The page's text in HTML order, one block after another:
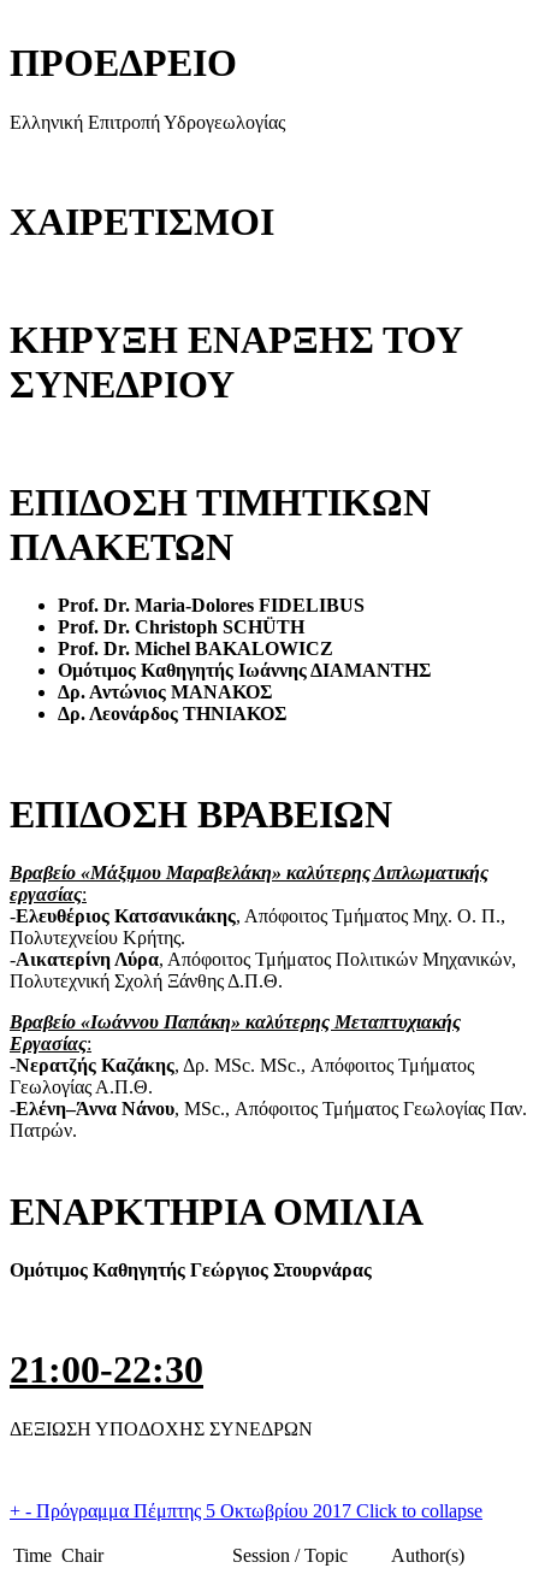
ΠΡΟΕΔΡΕΙΟ
Ελληνική Επιτροπή Υδρογεωλογίας
ΧΑΙΡΕΤΙΣΜΟΙ
ΚΗΡΥΞΗ ΕΝΑΡΞΗΣ ΤΟΥ
ΣΥΝΕΔΡΙΟΥ
ΕΠΙΔΟΣΗ ΤΙΜΗΤΙΚΩΝ
ΠΛΑΚΕΤΩΝ
Prof. Dr. Maria-Dolores FIDELIBUS
Prof. Dr. Christoph SCHÜTH
Prof. Dr. Michel BAKALOWICZ
Ομότιμος Καθηγητής Ιωάννης ΔΙΑΜΑΝΤΗΣ
Δρ. Αντώνιος ΜΑΝΑΚΟΣ
Δρ. Λεονάρδος ΤΗΝΙΑΚΟΣ
ΕΠΙΔΟΣΗ ΒΡΑΒΕΙΩΝ
Βραβείο «Μάξιμου Μαραβελάκη» καλύτερης Διπλωματικής
εργασίας:
-Ελευθέριος Κατσανικάκης, Απόφοιτος Τμήματος Μηχ. Ο. Π.,
Πολυτεχνείου Κρήτης.
-Αικατερίνη Λύρα, Απόφοιτος Τμήματος Πολιτικών Μηχανικών,
Πολυτεχνική Σχολή Ξάνθης Δ.Π.Θ.
Βραβείο «Ιωάννου Παπάκη» καλύτερης Μεταπτυχιακής
Εργασίας:
-Νερατζής Καζάκης, Δρ. MSc. MSc., Απόφοιτος Τμήματος
Γεωλογίας Α.Π.Θ.
-Ελένη–Άννα Νάνου, MSc., Απόφοιτος Τμήματος Γεωλογίας Παν.
Πατρών.
ΕΝΑΡΚΤΗΡΙΑ ΟΜΙΛΙΑ
Ομότιμος Καθηγητής Γεώργιος Στουρνάρας
21:00-22:30
ΔΕΞΙΩΣΗ ΥΠΟΔΟΧΗΣ ΣΥΝΕΔΡΩΝ
+ - Πρόγραμμα Πέμπτης 5 Οκτωβρίου 2017 Click to collapse
Time Chair Session / Topic Author(s)